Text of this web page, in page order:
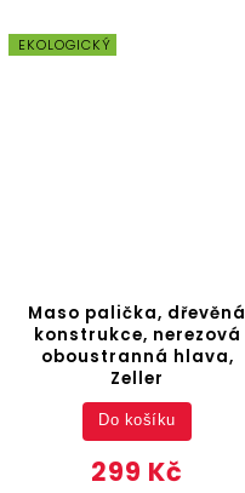
EKOLOGICKÝ
Maso palička, dřevěná
konstrukce, nerezová
oboustranná hlava,
Zeller
299 Kč
Do košíku